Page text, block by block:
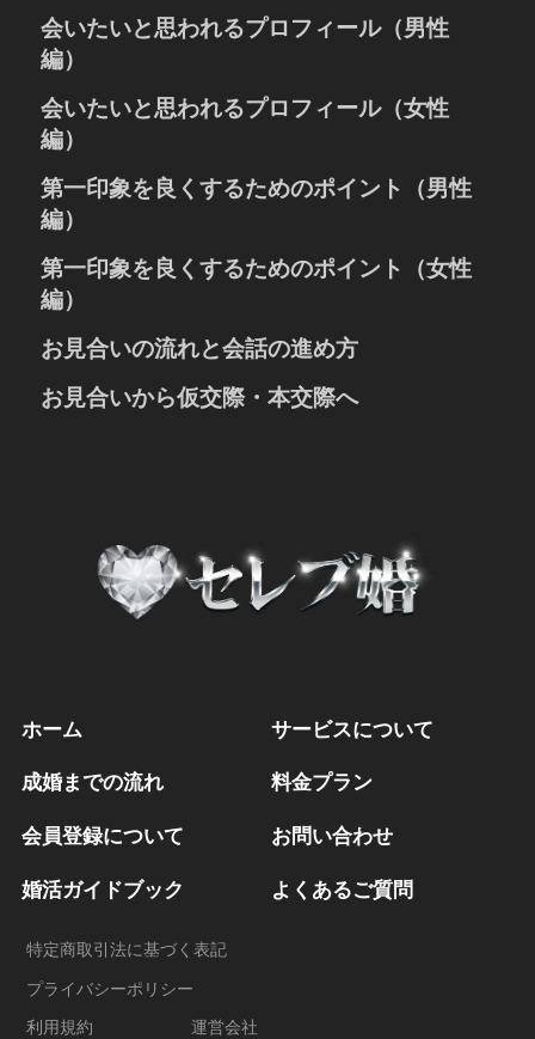
会いたいと思われるプロフィール（男性
編）
婚活におけるプロフィールとは
人の心を捉える笑顔の写真
お写真のポイント
趣味や休日の過ごし方
お相手への希望
会いたいと思われるプロフィール（女性
編）
婚活におけるプロフィールとは
人の心を捉える笑顔の写真
お写真のポイント
趣味や休日の過ごし方
お相手への希望
第一印象を良くするためのポイント（男性
編）
「清潔感」と「誠実さ」が大切
お見合いでの表情と声のポイント
服装、髪型、爪、髭のポイント
第一印象を良くするためのポイント（女性
編）
表情、声、姿勢のポイント
服装のポイント
お見合いの流れと会話の進め方
お見合い成立後の準備
お見合いから仮交際・本交際へ
ホーム サービスについて
成婚までの流れ 料金プラン
会員登録について お問い合わせ
婚活ガイドブック よくあるご質問
特定商取引法に基づく表記
プライバシーポリシー
利用規約 運営会社